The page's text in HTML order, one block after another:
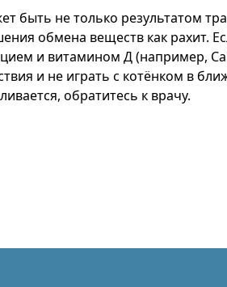
быть не только результатом
обмена веществ как рахит.
и витамином Д (например,
и не играть с котёнком в
обратитесь к врачу.